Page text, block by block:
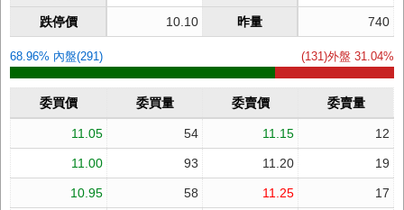
跌停價 10.10 昨量 740
68.96% 內盤(291) (131)外盤 31.04%
委買價 委買量 委賣價 委賣量
11.05 54 11.15 12
11.00 93 11.20 19
10.95 58 11.25 17